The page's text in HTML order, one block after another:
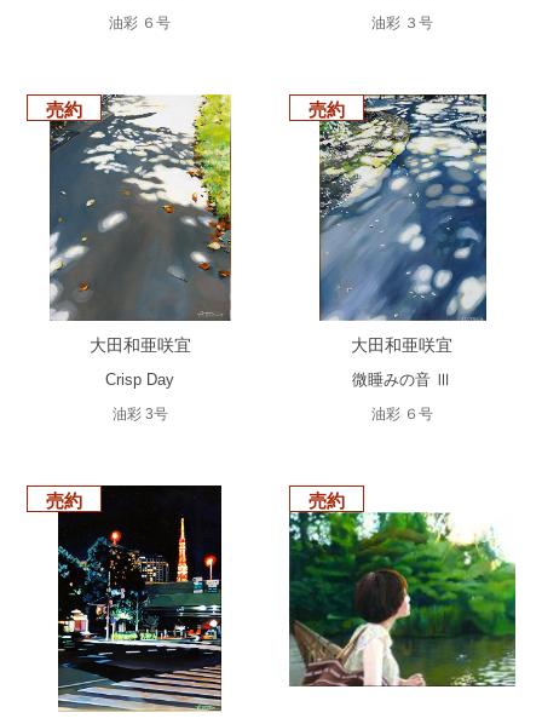
油彩 ６号 油彩 ３号
売約
大田和亜咲宜
Crisp Day
油彩 3号
売約
大田和亜咲宜
微睡みの音 Ⅲ
油彩 ６号
売約 売約